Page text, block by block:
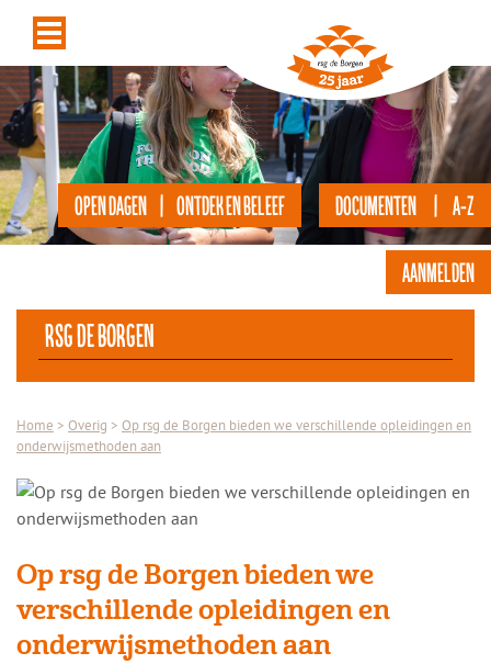
DOCUMENTEN | A-Z
OPEN DAGEN | ONTDEK EN BELEEF
AANMELDEN
rsg de Borgen
Home > Overig > Op rsg de Borgen bieden we verschillende opleidingen en
onderwijsmethoden aan
Op rsg de Borgen bieden we
verschillende opleidingen en
onderwijsmethoden aan